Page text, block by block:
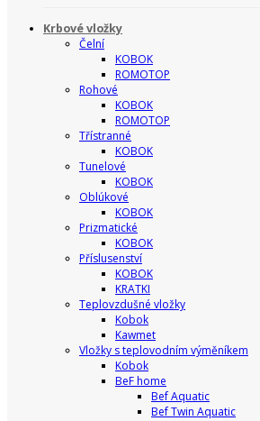
Krbové vložky
Čelní
KOBOK
ROMOTOP
Rohové
KOBOK
ROMOTOP
Třístranné
KOBOK
Tunelové
KOBOK
Oblúkové
KOBOK
Prizmatické
KOBOK
Příslusenství
KOBOK
KRATKI
Teplovzdušné vložky
Kobok
Kawmet
Vložky s teplovodním výměníkem
Kobok
BeF home
Bef Aquatic
Bef Twin Aquatic